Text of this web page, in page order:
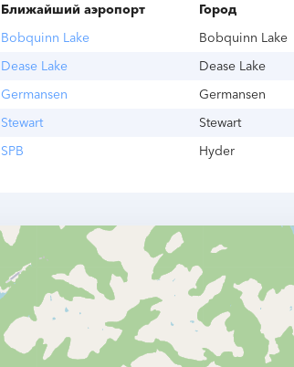
Ближайший аэропорт Город
Bobquinn Lake
Bobquinn Lake
Dease Lake
Dease Lake
Germansen
Germansen
Stewart
Stewart
SPB
Hyder